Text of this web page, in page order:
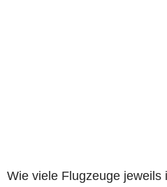
Wie viele Flugzeuge jeweils